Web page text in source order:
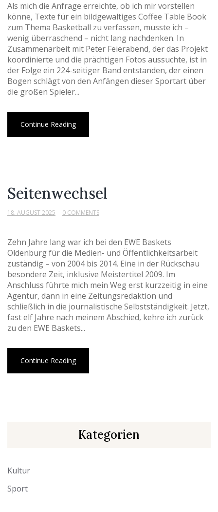
Als mich die Anfrage erreichte, ob ich mir vorstellen
könne, Texte für ein bildgewaltiges Coffee Table Book
zum Thema Basketball zu verfassen, musste ich –
wenig überraschend – nicht lang nachdenken. In
Zusammenarbeit mit Peter Feierabend, der das Projekt
koordinierte und die prächtigen Fotos aussuchte, ist in
der Folge ein 224-seitiger Band entstanden, der einen
Bogen schlägt von den Anfängen dieser Sportart über
die großen Spieler...
Continue Reading
Seitenwechsel
18. AUGUST 2025 0 COMMENTS
Zehn Jahre lang war ich bei den EWE Baskets
Oldenburg für die Medien- und Öffentlichkeitsarbeit
zuständig – von 2004 bis 2014. Eine in der Rückschau
besondere Zeit, inklusive Meistertitel 2009. Im
Anschluss führte mich mein Weg erst kurzzeitig in eine
Agentur, dann in eine Zeitungsredaktion und
schließlich in die journalistische Selbstständigkeit. Jetzt,
fast elf Jahre nach meinem Abschied, kehre ich zurück
zu den EWE Baskets...
Continue Reading
Kategorien
Kultur
Sport